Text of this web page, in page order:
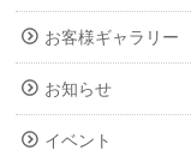
お客様ギャラリー
お知らせ
イベント